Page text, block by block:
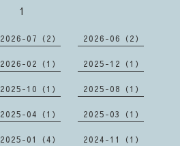
1
2026-07（2） 2026-06（2）
2026-02（1） 2025-12（1）
2025-10（1） 2025-08（1）
2025-04（1） 2025-03（1）
2025-01（4） 2024-11（1）